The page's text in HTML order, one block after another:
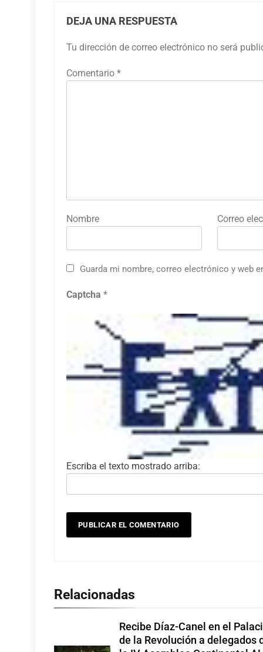
DEJA UNA RESPUESTA
Tu dirección de correo electrónico no será
Comentario *
Nombre Correo
Guarda mi nombre, correo electrónico y web
Captcha *
Escriba el texto mostrado arriba:
Relacionadas
Recibe Díaz-Canel en el
de la Revolución a delegados